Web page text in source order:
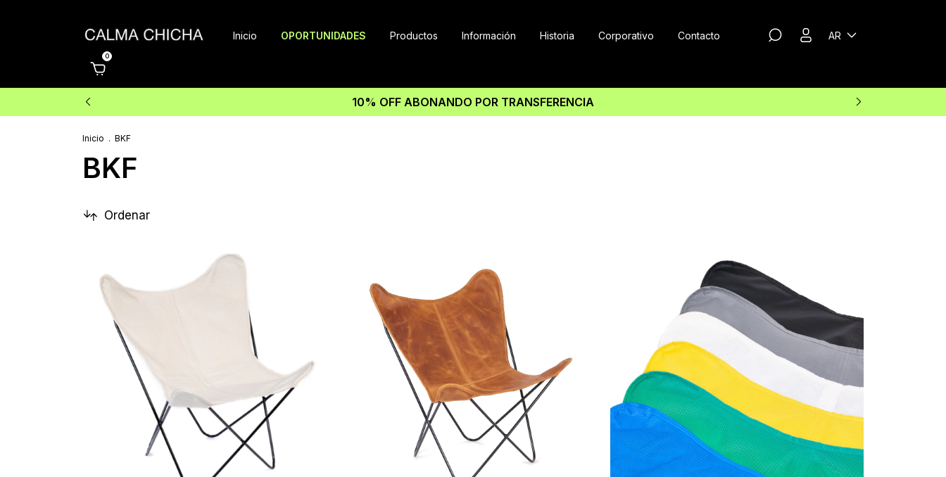
Inicio OPORTUNIDADES Productos Información Historia Corporativo Contacto AR
0
10% OFF ABONANDO POR TRANSFERENCIA
Inicio . BKF
BKF
Ordenar